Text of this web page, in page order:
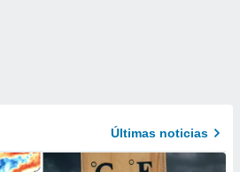
Últimas noticias